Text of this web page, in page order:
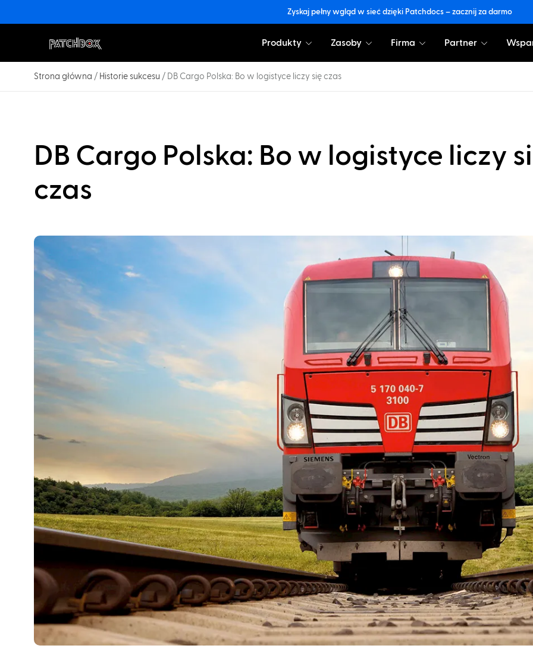
Zyskaj pełny wgląd w sieć dzięki Patchdocs – zacznij za darmo
Produkty Zasoby Firma Partner
Strona główna / Historie sukcesu / DB Cargo Polska: Bo w logistyce liczy się czas
DB Cargo Polska: Bo w logistyce liczy
czas